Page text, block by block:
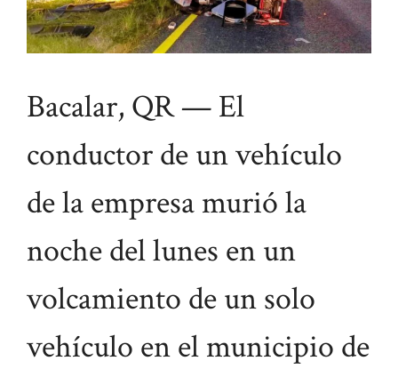
Bacalar, QR — El
conductor de un vehículo
de la empresa murió la
noche del lunes en un
volcamiento de un solo
vehículo en el municipio de